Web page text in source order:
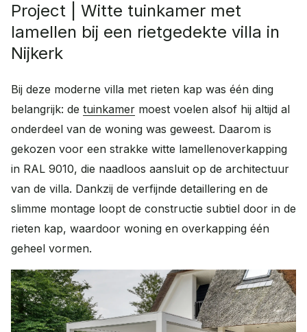
Offerte aanvragen
Vrijblijvende offerte
Project | Witte tuinkamer met
lamellen bij een rietgedekte villa in
Nijkerk
Bij deze moderne villa met rieten kap was één ding
belangrijk: de tuinkamer moest voelen alsof hij altijd al
onderdeel van de woning was geweest. Daarom is
gekozen voor een strakke witte lamellenoverkapping
in RAL 9010, die naadloos aansluit op de architectuur
van de villa. Dankzij de verfijnde detaillering en de
slimme montage loopt de constructie subtiel door in de
rieten kap, waardoor woning en overkapping één
geheel vormen.